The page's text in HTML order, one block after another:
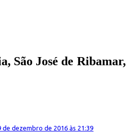
São José de Ribamar,
de dezembro de 2016 às 21:39